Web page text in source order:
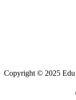
Copyright © 2025 Edu